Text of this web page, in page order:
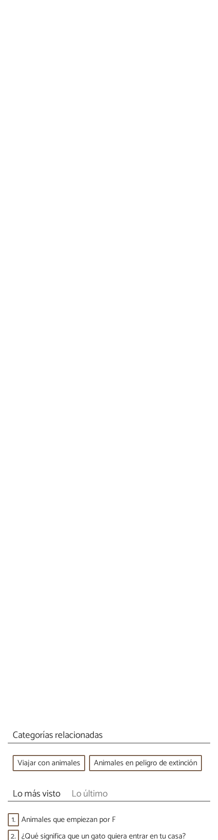
Categorías relacionadas
Viajar con animales Animales en peligro de extinción
Lo más visto Lo último
1. Animales que empiezan por F
2. ¿Qué significa que un gato quiera entrar en tu casa?